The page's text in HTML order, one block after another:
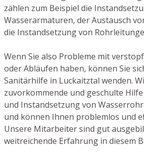
zählen zum Beispiel die
Wasserarmaturen, der Austausch
die Instandsetzung von
Wenn Sie also Probleme mit
oder Abläufen haben, können Sie
Sanitärhilfe in Luckaitztal wenden.
zuvorkommende und geschulte
und Instandsetzung von
und können Ihnen problemlos und
Unsere Mitarbeiter sind gut
weitreichende Erfahrung in diesem